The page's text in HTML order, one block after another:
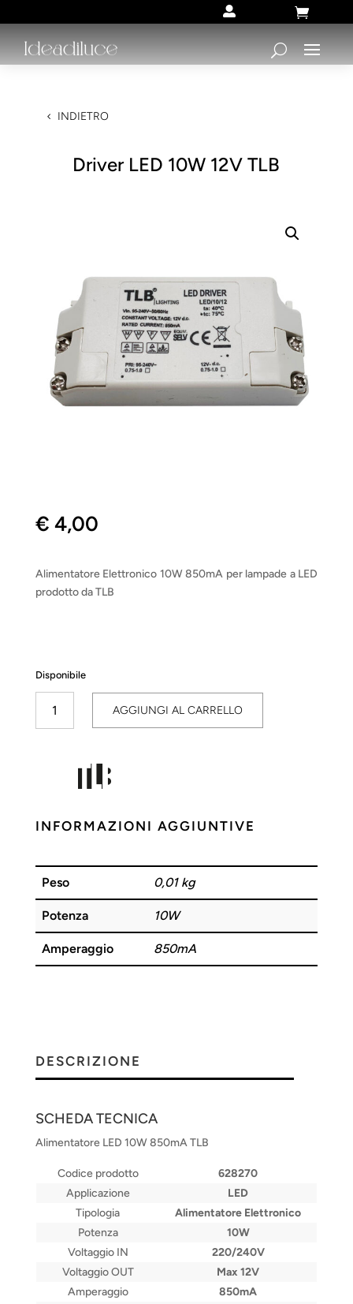
 
INDIETRO
Driver LED 10W 12V TLB
€ 4,00
Alimentatore Elettronico 10W 850mA per lampade a LED
prodotto da TLB
Disponibile
LED
quantità
AGGIUNGI AL CARRELLO
INFORMAZIONI AGGIUNTIVE
Peso 0,01 kg
Potenza 10W
Amperaggio 850mA
DESCRIZIONE
SCHEDA TECNICA
Alimentatore LED 10W 850mA TLB
Codice prodotto
628270
Applicazione
LED
Tipologia
Alimentatore Elettronico
Potenza
10W
Voltaggio IN
220/240V
Voltaggio OUT
Max 12V
Amperaggio
850mA